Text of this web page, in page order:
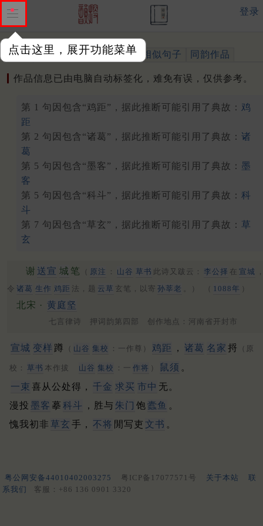
点击这里，展开功能菜单
登录
作品 标注四声 出处、引用 相似句子 同韵作品
作品信息已由电脑自动标签化，难免有误，仅供参考。
第 1 句因包含“鸡距”，据此推断可能引用了典故： 鸡
距
第 2 句因包含“诸葛”，据此推断可能引用了典故： 诸
葛
第 5 句因包含“墨客”，据此推断可能引用了典故： 墨
客
第 5 句因包含“科斗”，据此推断可能引用了典故： 科
斗
第 7 句因包含“草玄”，据此推断可能引用了典故： 草
玄
谢 送宣 城 笔 （ 原注 ： 山谷 草书 此诗又跋云： 李公择 在 宣城
令 诸葛 生作 鸡距 法，题 云草 玄笔，以寄 孙莘老 。） （ 1088年 ）
北宋 · 黄庭坚
七言律诗 押词韵第四部 创作地点：河南省开封市
宣城 变样 蹲 （ 山谷 集校 ：一作尊） 鸡距 ， 诸葛 名家 捋 （原
校： 草书 本作拔 山谷 集校 ：一 作将 ） 鼠须 。
一束 喜从公处得， 千金 求买 市中 无。
漫投 墨客 摹 科斗 ，胜与 朱门 饱蠹鱼 。
愧我初非 草玄 手， 不将 閒写吏 文书 。
粤公网安备44010402003275 粤ICP备17077571号 关于本站
联
系我们
客服：+86 136 0901 3320